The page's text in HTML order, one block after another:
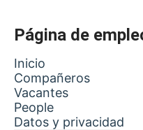
Página de
Inicio
Compañeros
Vacantes
People
Datos y privacidad